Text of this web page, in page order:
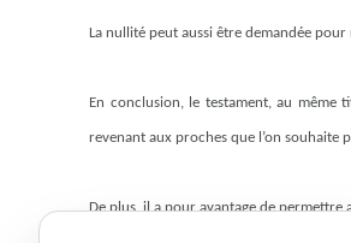
La nullité peut aussi être demandée
En conclusion, le testament, au même
revenant aux proches que l’on
De plus, il a pour avantage de permettre